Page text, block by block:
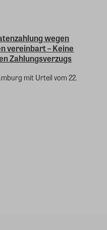
wegen
vereinbart – Keine
Zahlungsverzugs
mit Urteil vom 22.